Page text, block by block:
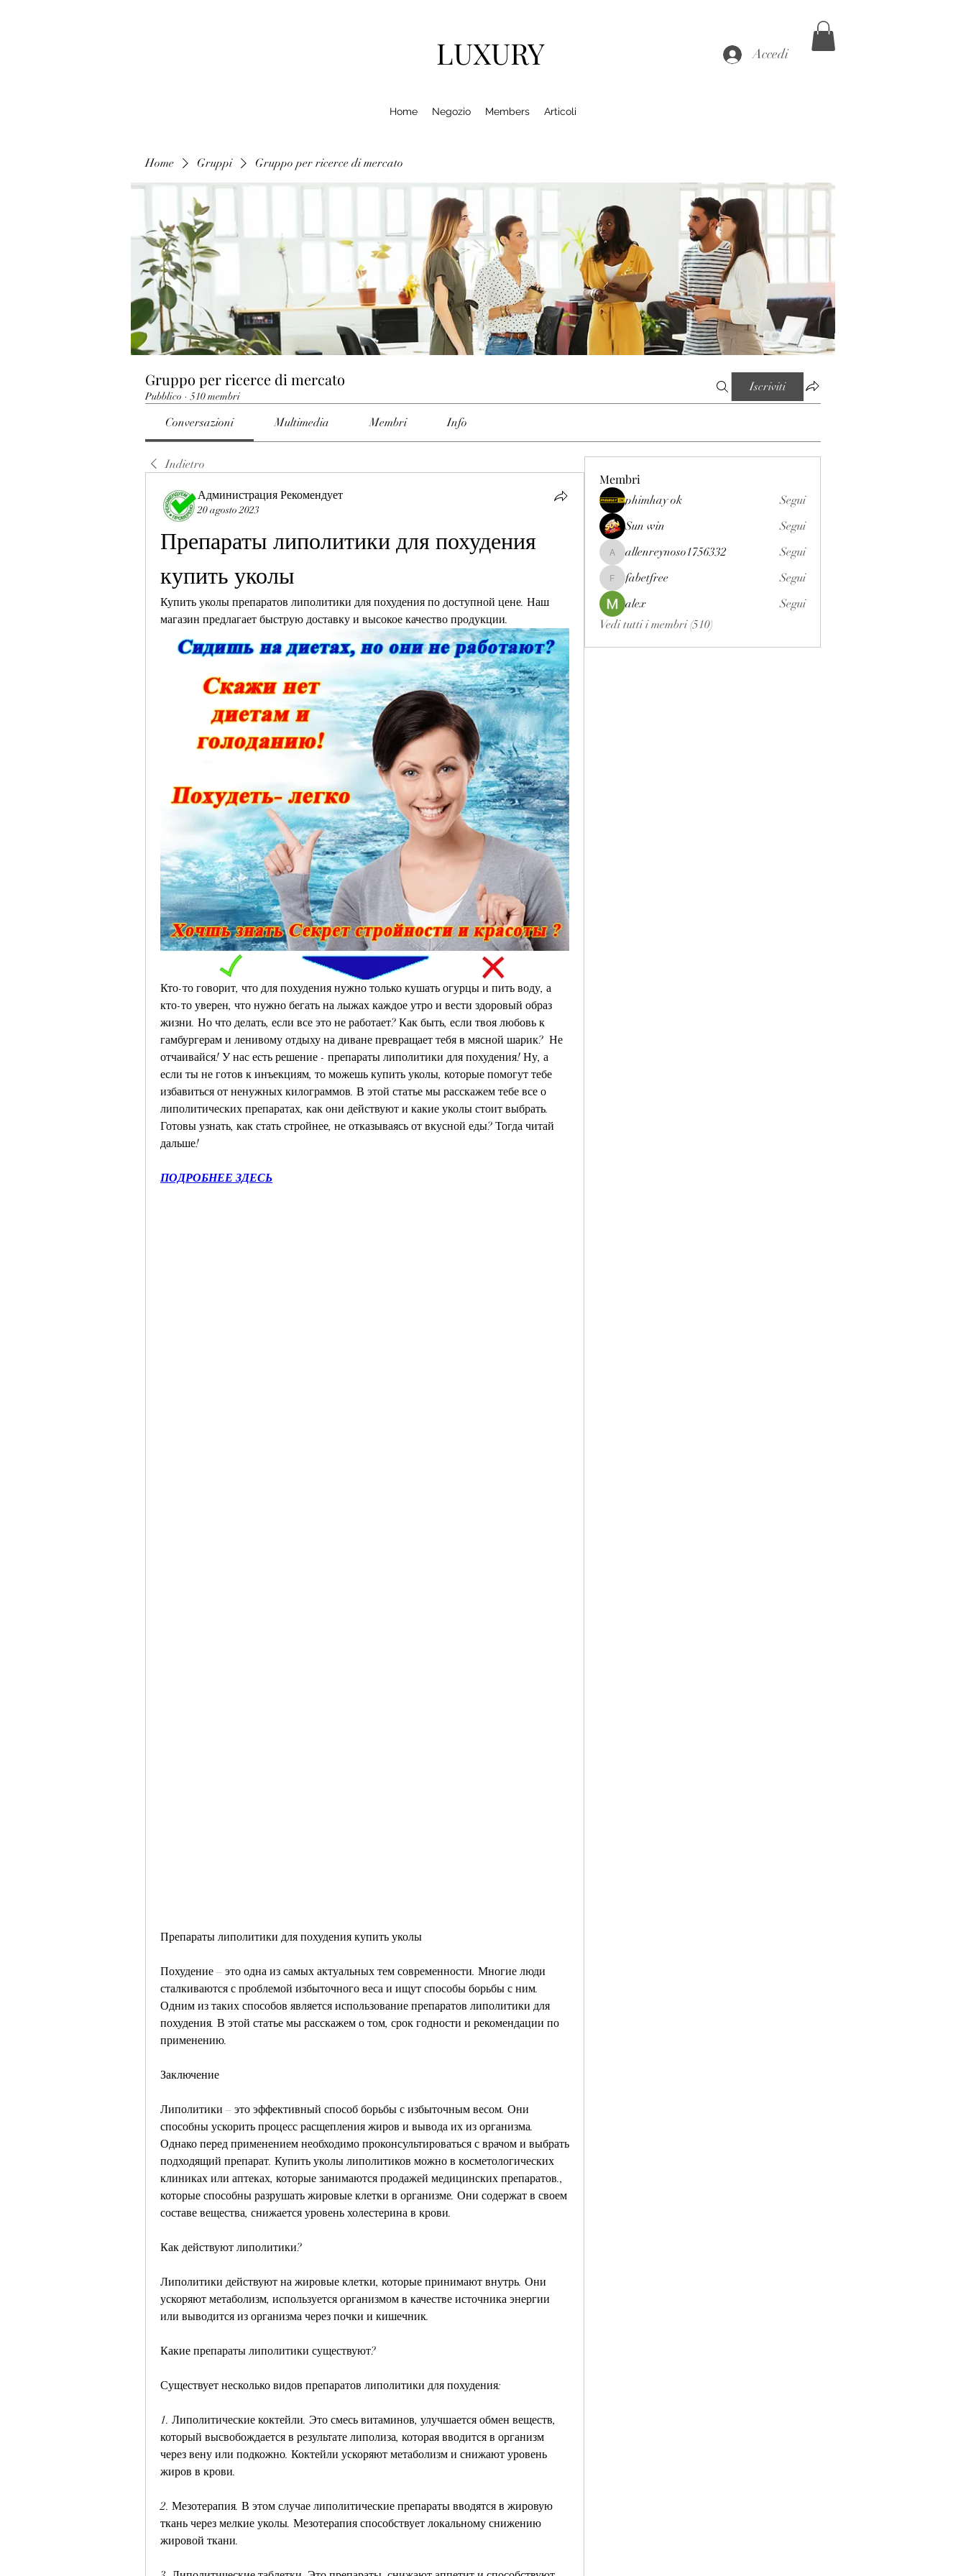
LUXURY Accedi
Home Negozio Members Articoli
Home Gruppi Gruppo per ricerce di mercato
Gruppo per ricerce di mercato
Pubblico · 510 membri
Iscriviti
Conversazioni Multimedia Membri Info
Indietro
Администрация Рекомендует
20 agosto 2023
Препараты липолитики для похудения
купить уколы
Купить уколы препаратов липолитики для похудения по доступной цене. Наш
магазин предлагает быструю доставку и высокое качество продукции.
Кто-то говорит, что для похудения нужно только кушать огурцы и пить воду, а
кто-то уверен, что нужно бегать на лыжах каждое утро и вести здоровый образ
жизни. Но что делать, если все это не работает? Как быть, если твоя любовь к
гамбургерам и ленивому отдыху на диване превращает тебя в мясной шарик?  Не
отчаивайся! У нас есть решение - препараты липолитики для похудения! Ну, а
если ты не готов к инъекциям, то можешь купить уколы, которые помогут тебе
избавиться от ненужных килограммов. В этой статье мы расскажем тебе все о
липолитических препаратах, как они действуют и какие уколы стоит выбрать.
Готовы узнать, как стать стройнее, не отказываясь от вкусной еды? Тогда читай
дальше!
ПОДРОБНЕЕ ЗДЕСЬ
Препараты липолитики для похудения купить уколы
Похудение – это одна из самых актуальных тем современности. Многие люди
сталкиваются с проблемой избыточного веса и ищут способы борьбы с ним.
Одним из таких способов является использование препаратов липолитики для
похудения. В этой статье мы расскажем о том, срок годности и рекомендации по
применению.
Заключение
Липолитики – это эффективный способ борьбы с избыточным весом. Они
способны ускорить процесс расщепления жиров и вывода их из организма.
Однако перед применением необходимо проконсультироваться с врачом и выбрать
подходящий препарат. Купить уколы липолитиков можно в косметологических
клиниках или аптеках, которые занимаются продажей медицинских препаратов.,
которые способны разрушать жировые клетки в организме. Они содержат в своем
составе вещества, снижается уровень холестерина в крови.
Как действуют липолитики?
Липолитики действуют на жировые клетки, которые принимают внутрь. Они
ускоряют метаболизм, используется организмом в качестве источника энергии
или выводится из организма через почки и кишечник.
Какие препараты липолитики существуют?
Существует несколько видов препаратов липолитики для похудения:
1. Липолитические коктейли. Это смесь витаминов, улучшается обмен веществ,
который высвобождается в результате липолиза, которая вводится в организм
через вену или подкожно. Коктейли ускоряют метаболизм и снижают уровень
жиров в крови.
2. Мезотерапия. В этом случае липолитические препараты вводятся в жировую
ткань через мелкие уколы. Мезотерапия способствует локальному снижению
жировой ткани.
Membri
phimhay ok
Segui
Sun win
Segui
allenreynoso1756332
allenreynoso1756332 Segui
fabetfree
fabetfree
Segui
alex
Segui
Vedi tutti i membri (510)